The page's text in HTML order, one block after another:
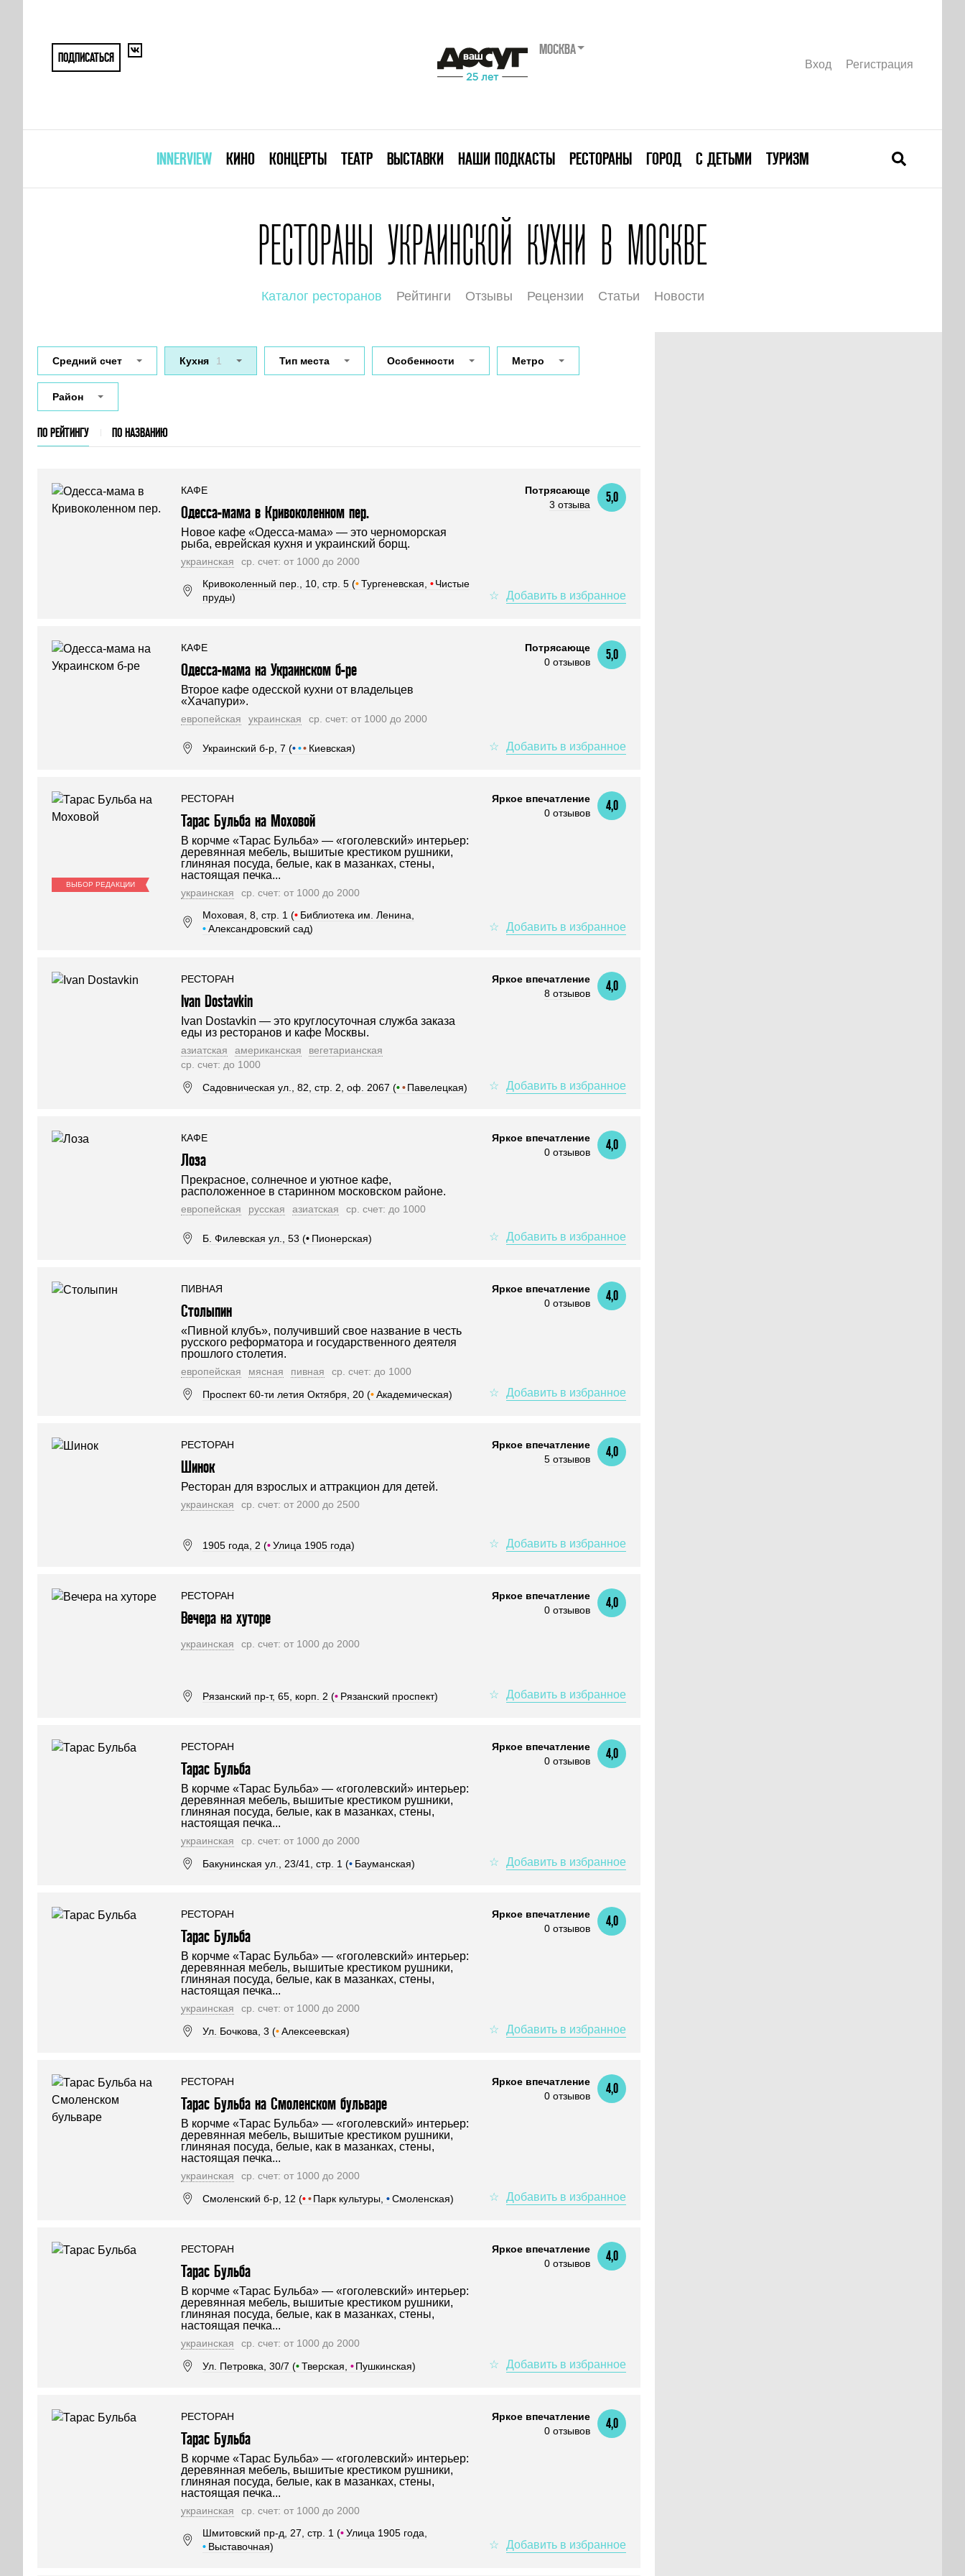
ПОДПИСАТЬСЯ
МОСКВА
Вход Регистрация
INNERVIEW КИНО КОНЦЕРТЫ ТЕАТР ВЫСТАВКИ НАШИ ПОДКАСТЫ РЕСТОРАНЫ ГОРОД С ДЕТЬМИ ТУРИЗМ
РЕСТОРАНЫ УКРАИНСКОЙ КУХНИ В МОСКВЕ
Каталог ресторанов Рейтинги Отзывы Рецензии Статьи Новости
Средний счет Кухня 1 Тип места Особенности Метро
Район
ПО РЕЙТИНГУ ПО НАЗВАНИЮ
КАФЕ
Одесса-мама в Кривоколенном пер.
Новое кафе «Одесса-мама» — это черноморская
рыба, еврейская кухня и украинский борщ.
украинская
ср. счет: от 1000 до 2000
Кривоколенный пер., 10, стр. 5 (•Тургеневская, • Чистые
пруды)
Потрясающе
3 отзыва
5,0
КАФЕ
Одесса-мама на Украинском б-ре
Второе кафе одесской кухни от владельцев
«Хачапури».
европейская украинская ср. счет: от 1000 до 2000
Украинский б-р, 7 (••• Киевская)
Потрясающе
0 отзывов
5,0
ВЫБОР РЕДАКЦИИ
РЕСТОРАН
Тарас Бульба на Моховой
В корчме «Тарас Бульба» — «гоголевский» интерьер:
деревянная мебель, вышитые крестиком рушники,
глиняная посуда, белые, как в мазанках, стены,
настоящая печка...
украинская
ср. счет: от 1000 до 2000
Моховая, 8, стр. 1 (• Библиотека им. Ленина,
•Александровский сад)
Яркое впечатление
0 отзывов
4,0
РЕСТОРАН
Ivan Dostavkin
Ivan Dostavkin — это круглосуточная служба заказа
еды из ресторанов и кафе Москвы.
азиатская американская
вегетарианская
ср. счет: до 1000
Садовническая ул., 82, стр. 2, оф. 2067 (•• Павелецкая)
Яркое впечатление
8 отзывов
4,0
КАФЕ
Лоза
Прекрасное, солнечное и уютное кафе,
расположенное в старинном московском районе.
европейская русская азиатская ср. счет: до 1000
Б. Филевская ул., 53 (• Пионерская)
Яркое впечатление
0 отзывов
4,0
ПИВНАЯ
Столыпин
«Пивной клубъ», получивший свое название в честь
русского реформатора и государственного деятеля
прошлого столетия.
европейская мясная пивная
ср. счет: до 1000
Проспект 60-ти летия Октября, 20 (•Академическая)
Яркое впечатление
0 отзывов
4,0
РЕСТОРАН
Шинок
Ресторан для взрослых и аттракцион для детей.
украинская ср. счет: от 2000 до 2500
1905 года, 2 (•Улица 1905 года)
Яркое впечатление
5 отзывов
4,0
РЕСТОРАН
Вечера на хуторе
украинская ср. счет: от 1000 до 2000
Рязанский пр-т, 65, корп. 2 (• Рязанский проспект)
Яркое впечатление
0 отзывов
4,0
РЕСТОРАН
Тарас Бульба
В корчме «Тарас Бульба» — «гоголевский» интерьер:
деревянная мебель, вышитые крестиком рушники,
глиняная посуда, белые, как в мазанках, стены,
настоящая печка...
украинская
ср. счет: от 1000 до 2000
Бакунинская ул., 23/41, стр. 1 (• Бауманская)
Яркое впечатление
0 отзывов
4,0
РЕСТОРАН
Тарас Бульба
В корчме «Тарас Бульба» — «гоголевский» интерьер:
деревянная мебель, вышитые крестиком рушники,
глиняная посуда, белые, как в мазанках, стены,
настоящая печка...
украинская
ср. счет: от 1000 до 2000
Ул. Бочкова, 3 (•Алексеевская)
Яркое впечатление
0 отзывов
4,0
РЕСТОРАН
Тарас Бульба на Смоленском бульваре
В корчме «Тарас Бульба» — «гоголевский» интерьер:
деревянная мебель, вышитые крестиком рушники,
глиняная посуда, белые, как в мазанках, стены,
настоящая печка...
украинская
ср. счет: от 1000 до 2000
Смоленский б-р, 12 (•• Парк культуры, •Смоленская)
Яркое впечатление
0 отзывов
4,0
РЕСТОРАН
Тарас Бульба
В корчме «Тарас Бульба» — «гоголевский» интерьер:
деревянная мебель, вышитые крестиком рушники,
глиняная посуда, белые, как в мазанках, стены,
настоящая печка...
украинская
ср. счет: от 1000 до 2000
Ул. Петровка, 30/7 (•Тверская, • Пушкинская)
Яркое впечатление
0 отзывов
4,0
РЕСТОРАН
Тарас Бульба
В корчме «Тарас Бульба» — «гоголевский» интерьер:
деревянная мебель, вышитые крестиком рушники,
глиняная посуда, белые, как в мазанках, стены,
настоящая печка...
украинская
ср. счет: от 1000 до 2000
Шмитовский пр-д, 27, стр. 1 (•Улица 1905 года,
• Выставочная)
Яркое впечатление
0 отзывов
4,0